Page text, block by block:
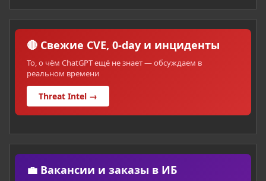
🔴 Свежие CVE, 0-day и инциденты
То, о чём ChatGPT ещё не знает — обсуждаем в
реальном времени
Threat Intel →
💼 Вакансии и заказы в ИБ